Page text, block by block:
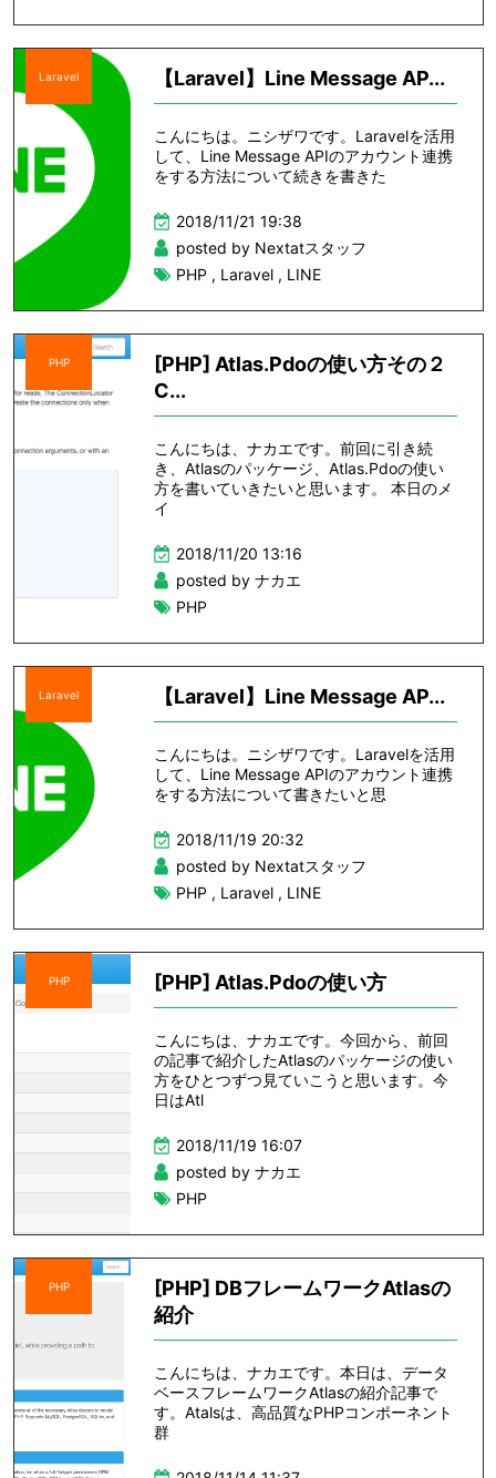
Laravel 【Laravel】Line Message AP...
こんにちは。ニシザワです。Laravelを活用
して、Line Message APIのアカウント連携
をする方法について続きを書きた
2018/11/21 19:38
posted by Nextatスタッフ
PHP , Laravel, LINE
PHP
[PHP] Atlas.Pdoの使い方その２
C...
こんにちは、ナカエです。前回に引き続
き、Atlasのパッケージ、Atlas.Pdoの使い
方を書いていきたいと思います。 本日のメ
イ
2018/11/20 13:16
posted by ナカエ
PHP
Laravel 【Laravel】Line Message AP...
こんにちは。ニシザワです。Laravelを活用
して、Line Message APIのアカウント連携
をする方法について書きたいと思
2018/11/19 20:32
posted by Nextatスタッフ
PHP , Laravel, LINE
PHP [PHP] Atlas.Pdoの使い方
こんにちは、ナカエです。今回から、前回
の記事で紹介したAtlasのパッケージの使い
方をひとつずつ見ていこうと思います。今
日はAtl
2018/11/19 16:07
posted by ナカエ
PHP
PHP
[PHP] DBフレームワークAtlasの
紹介
こんにちは、ナカエです。本日は、データ
ベースフレームワークAtlasの紹介記事で
す。Atalsは、高品質なPHPコンポーネント
群